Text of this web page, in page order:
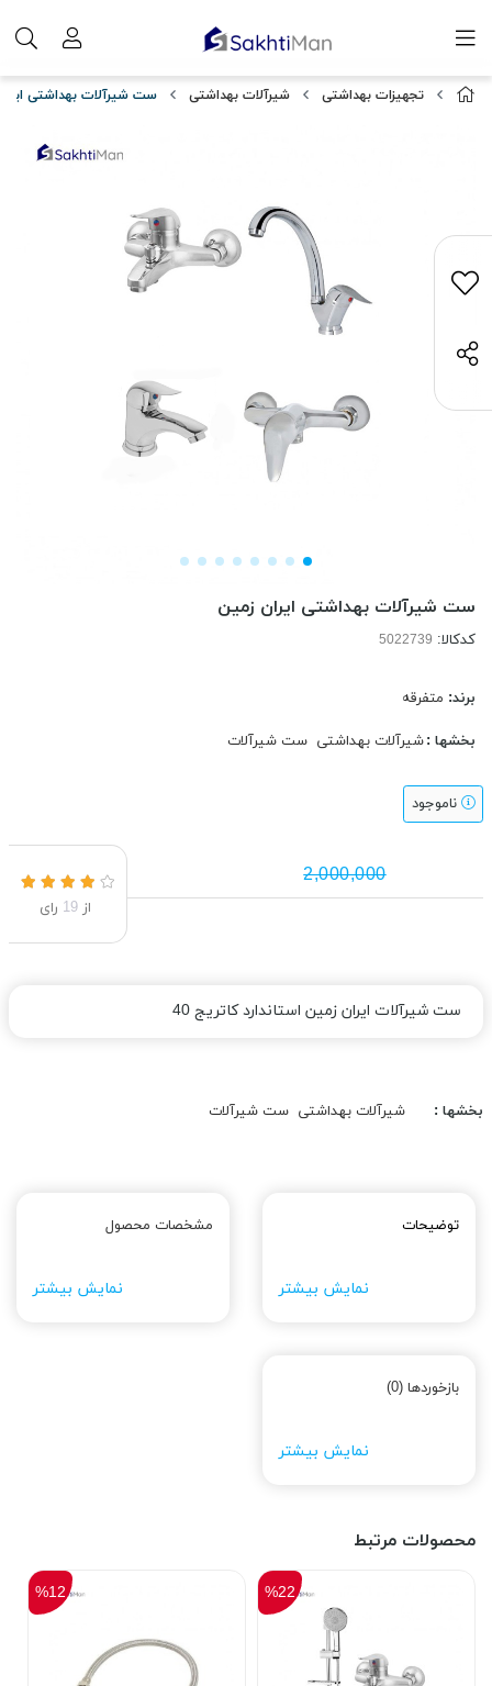
تجهیزات بهداشتی شیرآلات بهداشتی ست شیرآلات بهداشتی
ست شیرآلات بهداشتی ایران زمین
کدکالا:
برند: متفرقه
بخشها :شیرآلات بهداشتی ست شیرآلات
ناموجود
2,000,000
از19 رای
ست شیرآلات ایران زمین استاندارد کاتریج 40
بخشها : شیرآلات بهداشتی ست شیرآلات
توضیحات
نمایش بیشتر
مشخصات محصول
نمایش بیشتر
بازخوردها (0)
نمایش بیشتر
محصولات مرتبط
%22
%12